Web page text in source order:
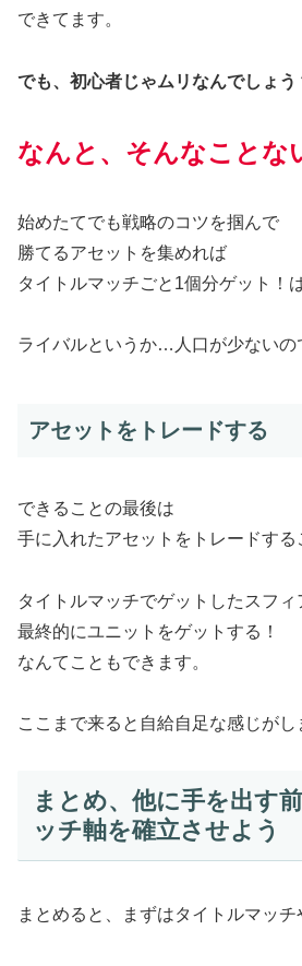
できてます。
でも、初心者じゃムリなんでしょう
なんと、そんなことな
始めたてでも戦略のコツを掴んで
勝てるアセットを集めれば
タイトルマッチごと1個分ゲット！
ライバルというか…人口が少ないの
アセットをトレードする
できることの最後は
手に入れたアセットをトレードする
タイトルマッチでゲットしたスフ
最終的にユニットをゲットする！
なんてこともできます。
ここまで来ると自給自足な感じがし
まとめ、他に手を出す
ッチ軸を確立させよう
まとめると、まずはタイトルマッチ